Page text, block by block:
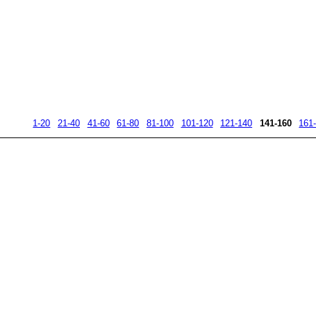
1-20 21-40 41-60 61-80 81-100 101-120 121-140 141-160